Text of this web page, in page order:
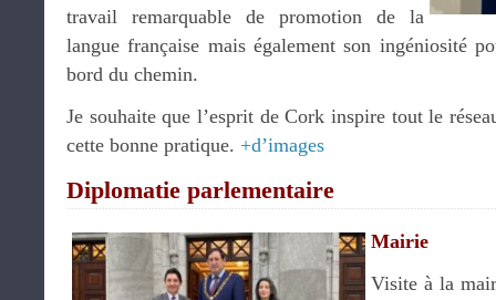
travail remarquable de promotion de la
langue française mais également son ingéniosité
bord du chemin.
Je souhaite que l’esprit de Cork inspire tout le
cette bonne pratique. +d’images
Diplomatie parlementaire
Mairie
Visite à la